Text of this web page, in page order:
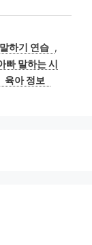
하기 연습 ,
빠 말하는 시
육아 정보